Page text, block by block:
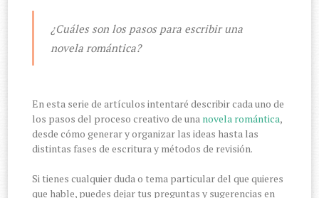
¿Cuáles son los pasos para escribir una
novela romántica?
En esta serie de artículos intentaré describir cada uno de
los pasos del proceso creativo de una novela romántica,
desde cómo generar y organizar las ideas hasta las
distintas fases de escritura y métodos de revisión.
Si tienes cualquier duda o tema particular del que quieres
que hable, puedes dejar tus preguntas y sugerencias en